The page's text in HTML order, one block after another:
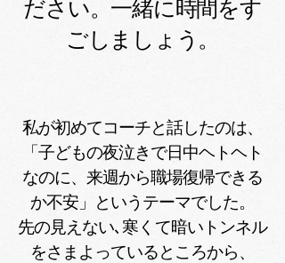
ださい。一緒に時間をす
ごしましょう。
私が初めてコーチと話したのは、
「子どもの夜泣きで日中ヘトヘト
なのに、来週から職場復帰できる
か不安」というテーマでした。
先の見えない､寒くて暗いトンネル
をさまよっているところから、